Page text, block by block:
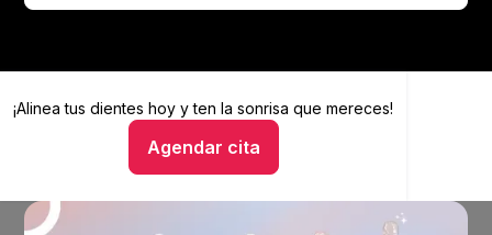
¡Alinea tus dientes hoy yten la sonrisa que mereces!
Agendar cita
Alinea tus dientes hoy y ten la sonrisa que mereces
Hablar con un asesor